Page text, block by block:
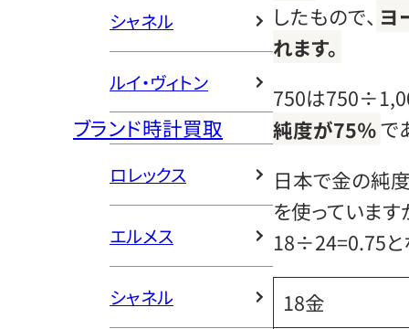
シャネル
ルイ・ヴィトン
ブランド時計買取
ロレックス
エルメス
シャネル
したもので、 ヨ
れます。
750は
純度が75％で
日本で金の純
を使っています
18÷24=0.75と
18金